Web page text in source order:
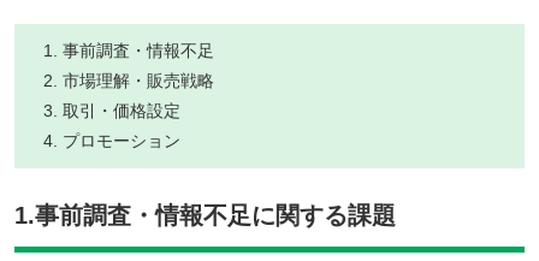
事前調査・情報不足
市場理解・販売戦略
取引・価格設定
プロモーション
1.事前調査・情報不足に関する課題